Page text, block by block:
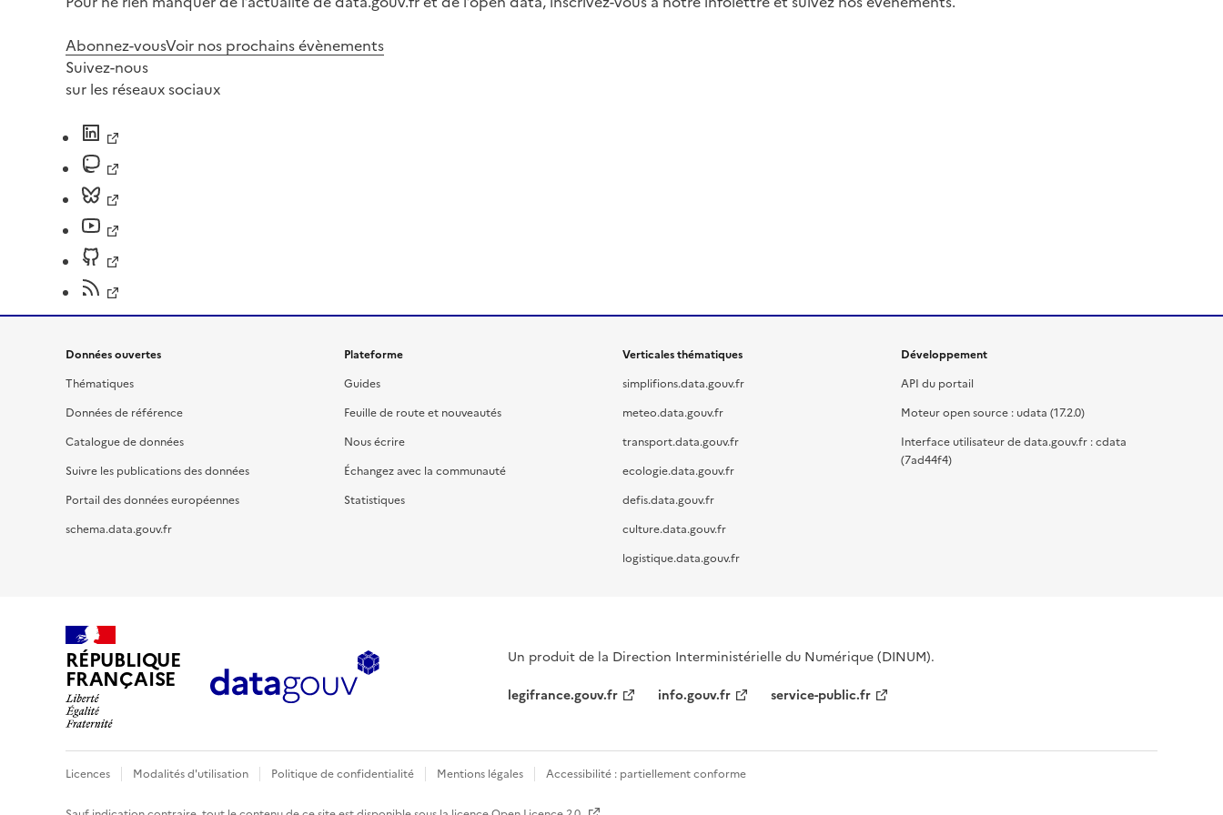
Abonnez-vousVoir nos prochains évènements
Suivez-nous
sur les réseaux sociaux
Données ouvertes
Thématiques
Données de référence
Catalogue de données
Suivre les publications des données
Portail des données européennes
schema.data.gouv.fr
Plateforme
Guides
Feuille de route et nouveautés
Nous écrire
Échangez avec la communauté
Statistiques
Verticales thématiques
simplifions.data.gouv.fr
meteo.data.gouv.fr
transport.data.gouv.fr
ecologie.data.gouv.fr
defis.data.gouv.fr
culture.data.gouv.fr
logistique.data.gouv.fr
Développement
API du portail
Moteur open source : udata (17.2.0)
Interface utilisateur de data.gouv.fr : cdata
(7ad44f4)
RÉPUBLIQUE
FRANÇAISE
Un produit de la Direction Interministérielle du Numérique (DINUM).
legifrance.gouv.fr
info.gouv.fr service-public.fr
Licences Modalités d'utilisation Politique de confidentialité Mentions légales Accessibilité : partiellement conforme